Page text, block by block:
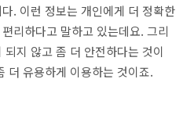
. 이런 정보는 개인에게 더 정확한
리하다고 말하고 있는데요. 그리
지 않고 좀 더 안전하다는 것이
더 유용하게 이용하는 것이죠.